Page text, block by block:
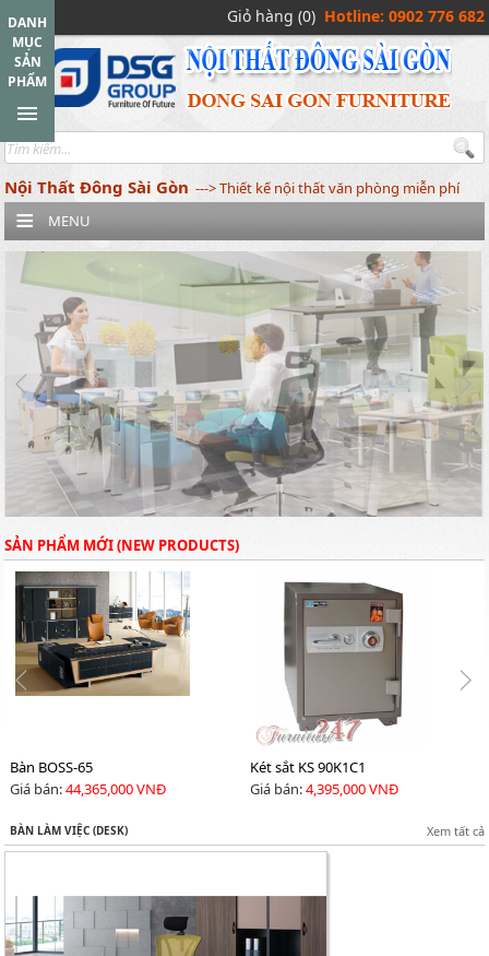
Giỏ hàng (0) Hotline: 0902 776 682
Nội Thất Đông Sài Gòn ---> Thiết kế nội thất văn phòng miễn phí
DANH
MỤC
SẢN
PHẨM
MENU
SẢN PHẨM MỚI (NEW PRODUCTS)
Bàn BOSS-65
Giá bán:44,365,000 VNĐ
Két sắt KS 90K1C1
Giá bán:4,395,000 VNĐ
BÀN LÀM VIỆC (DESK) Xem tất cả